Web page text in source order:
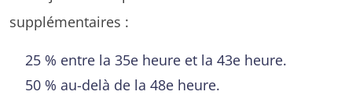
supplémentaires :
25 % entre la 35e heure et la 43e heure.
50 % au-delà de la 48e heure.